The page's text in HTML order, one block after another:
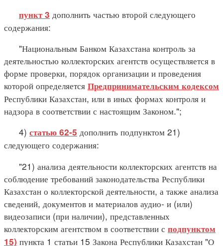
пункт 3 дополнить частью второй следующего
содержания:
"Национальным Банком Казахстана контроль за
деятельностью коллекторских агентств осуществляется в
форме проверки, порядок организации и проведения
которой определяется Предпринимательским кодексом
Республики Казахстан, или в иных формах контроля и
надзора в соответствии с настоящим Законом.";
4) статью 62-5 дополнить подпунктом 21)
следующего содержания:
"21) анализа деятельности коллекторских агентств на
соблюдение требований законодательства Республики
Казахстан о коллекторской деятельности, а также анализа
сведений, документов и материалов аудио- и (или)
видеозаписи (при наличии), представленных
коллекторским агентством в соответствии с подпунктом
15) пункта 1 статьи 15 Закона Республики Казахстан "О